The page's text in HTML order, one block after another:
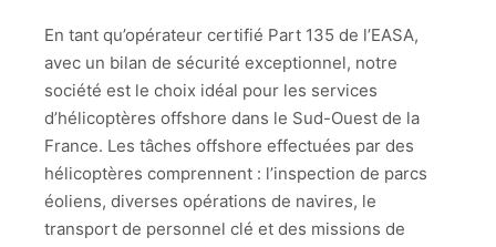
En tant qu’opérateur certifié Part 135 de l’EASA,
avec un bilan de sécurité exceptionnel, notre
société est le choix idéal pour les services
d’hélicoptères offshore dans le Sud-Ouest de la
France. Les tâches offshore effectuées par des
hélicoptères comprennent : l’inspection de parcs
éoliens, diverses opérations de navires, le
transport de personnel clé et des missions de